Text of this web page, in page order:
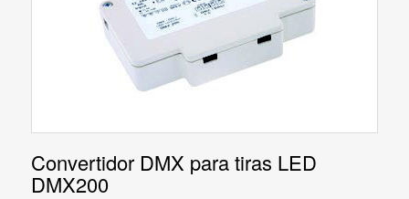
Convertidor DMX para tiras LED
DMX200